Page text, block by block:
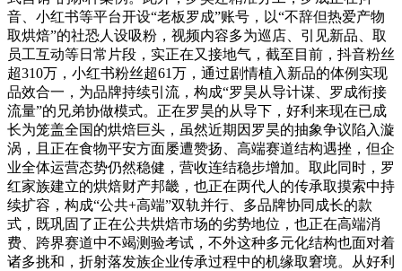
音、小红书等平台开设“老板罗成”账号，以“不辞但热爱产物
取烘焙”的社恐人设吸粉，视频内容多为巡店、引见新品、取
员工互动等日常片段，实正在又接地气，截至目前，抖音粉丝
超310万，小红书粉丝超61万，通过剧情植入新品的体例实现
品效合一，为品牌持续引流，构成“罗昊从导计谋、罗成衔接
流量”的兄弟协做模式。正在罗昊的从导下，好利来现在已成
长为笼盖全国的烘焙巨头，虽然近期因罗昊的抽象争议陷入漩
涡，且正在食物平安方面屡遭赞扬、高端赛道结构遇挫，但企
业全体运营态势仍然稳健，营收连结稳步增加。取此同时，罗
红家族建立的烘焙财产邦畿，也正在两代人的传承取摸索中持
续扩容，构成“公共+高端”双轨并行、多品牌协同成长的款
式，既巩固了正在公共烘焙市场的劣势地位，也正在高端消
费、跨界赛道中不竭测验考试，不外这种多元化结构也面对着
诸多挑和，折射落发族企业传承过程中的机缘取窘境。从好利